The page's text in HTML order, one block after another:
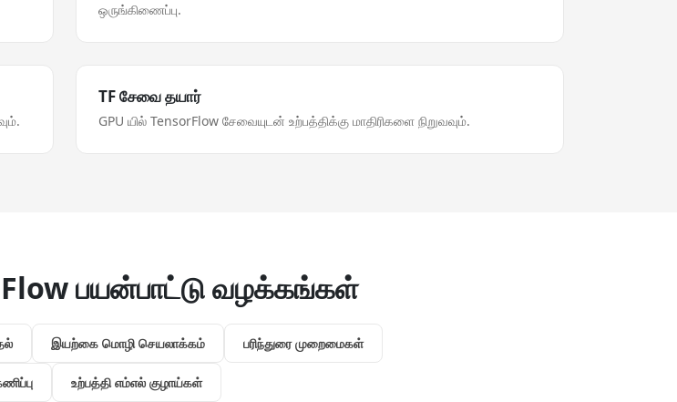
ஒருங்கிணைப்பு.
TF சேவை தயார்
GPU யில் TensorFlow சேவையுடன் உற்பத்திக்கு மாதிரிகளை நிறுவவும்.
பயன்பாட்டு வழக்கங்கள்
இயற்கை மொழி செயலாக்கம் பரிந்துரை முறைமைகள்
உற்பத்தி எம்எல் குழாய்கள்